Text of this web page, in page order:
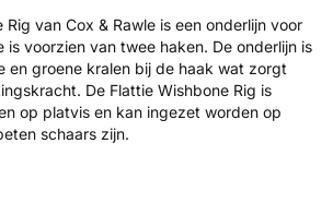
Rig van Cox & Rawle is een onderlijn voor
is voorzien van twee haken. De onderlijn is
en groene kralen bij de haak wat zorgt
De Flattie Wishbone Rig is
op platvis en kan ingezet worden op
schaars zijn.